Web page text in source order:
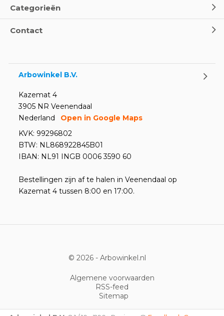
Categorieën
Contact
Arbowinkel B.V.
Kazemat 4
3905 NR Veenendaal
Nederland
Open in Google Maps
KVK: 99296802
BTW: NL868922845B01
IBAN: NL91 INGB 0006 3590 60
Bestellingen zijn af te halen in Veenendaal op
Kazemat 4 tussen 8:00 en 17:00.
© 2026 - Arbowinkel.nl
Algemene voorwaarden
RSS-feed
Sitemap